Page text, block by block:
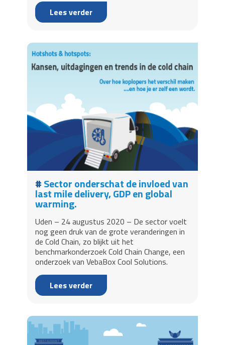
Lees verder
Sector onderschat de invloed van
last mile delivery, GDP en global
warming.
Uden – 24 augustus 2020 – De sector voelt
nog geen druk van de grote veranderingen in
de Cold Chain, zo blijkt uit het
benchmarkonderzoek Cold Chain Change, een
onderzoek van VebaBox Cool Solutions.
Lees verder